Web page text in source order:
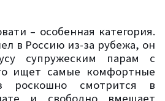
– особенная категория.
в Россию из-за рубежа, он
супружеским парам с
ищет самые комфортные
роскошно смотрится в